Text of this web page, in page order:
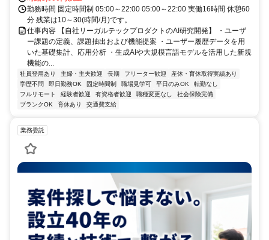
勤務時間 固定時間制 05:00～22:00 05:00～22:00 実働16時間 休憩60
分 残業は10～30(時間/月)です。
仕事内容 【自社リーガルテックプロダクトのAI研究開発】 ・ユーザ
ー課題の定義、課題抽出および機能提案 ・ユーザー履歴データを用
いた基礎集計、応用分析 ・生成AIや大規模言語モデルを活用した新規
機能の...
社員登用あり 主婦・主夫歓迎 長期 フリーター歓迎
産休・育休取得実績あり
学歴不問
即日勤務OK 固定時間制 職場見学可 平日のみOK
転勤なし
フルリモート
経験者歓迎 有資格者歓迎 職種変更なし
社会保険完備
ブランクOK
育休あり 交通費支給
業務委託